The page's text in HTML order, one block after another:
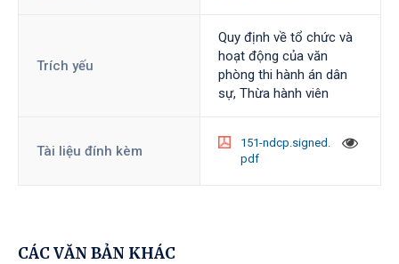
Trích yếu
Quy định về tổ chức và
hoạt động của văn
phòng thi hành án dân
sự, Thừa hành viên
Tài liệu đính kèm
151-ndcp.signed.
pdf
CÁC VĂN BẢN KHÁC